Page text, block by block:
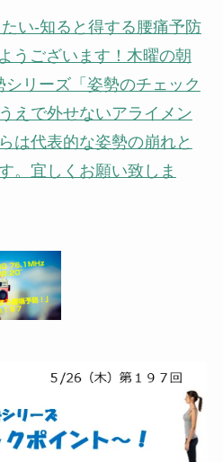
い-知ると得する腰痛予防
うございます！木曜の朝
リーズ「姿勢のチェック
えで外せないアライメン
は代表的な姿勢の崩れと
。宜しくお願い致しま